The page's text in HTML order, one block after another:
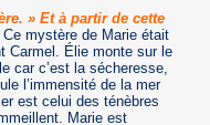
» Et à partir de cette
Ce mystère de Marie était
Carmel. Élie monte sur le
car c’est la sécheresse,
l’immensité de la mer
est celui des ténèbres
Marie est